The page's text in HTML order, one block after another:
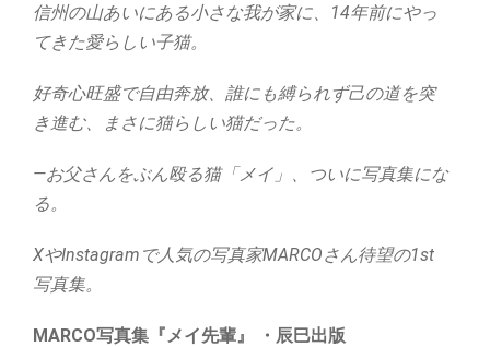
信州の山あいにある小さな我が家に、14年前にやっ
てきた愛らしい子猫。
好奇心旺盛で自由奔放、誰にも縛られず己の道を突
き進む、まさに猫らしい猫だった。
—お父さんをぶん殴る猫「メイ」、ついに写真集にな
る。
XやInstagramで人気の写真家MARCOさん待望の1st
写真集。
MARCO写真集『メイ先輩』 ・辰巳出版